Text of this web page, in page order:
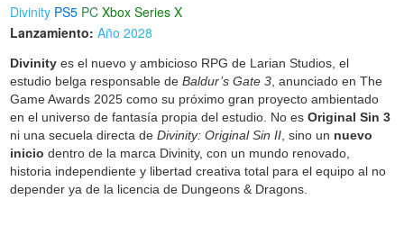
Divinity PS5 PC Xbox Series X
Lanzamiento: Año 2028
Divinity es el nuevo y ambicioso RPG de Larian Studios, el
estudio belga responsable deBaldur’s Gate 3 , anunciado en The
Game Awards 2025 como su próximo gran proyecto ambientado
en el universo de fantasía propia del estudio. No esOriginal Sin 3
ni una secuela directa deDivinity: Original Sin II , sino un nuevo
inicio dentro de la marca Divinity, con un mundo renovado,
historia independiente y libertad creativa total para el equipo al no
depender ya de la licencia de Dungeons & Dragons.